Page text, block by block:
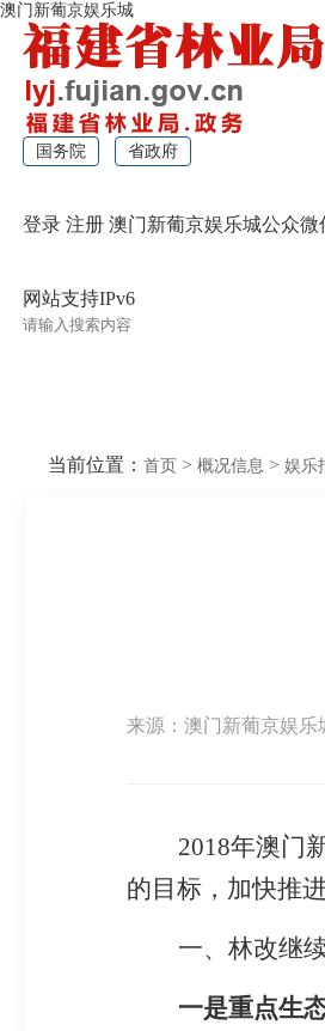
澳门新葡京娱乐城
国务院 省政府
登录 注册 澳门新葡京娱乐城公众微
网站支持IPv6
当前位置： 首页 > 概况信息 > 娱乐
来源：澳门新葡京娱乐
2018年澳门
的目标，加快推
一、林改继
一是重点生